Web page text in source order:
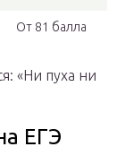
От 81 балла
«Ни пуха ни
ЕГЭ